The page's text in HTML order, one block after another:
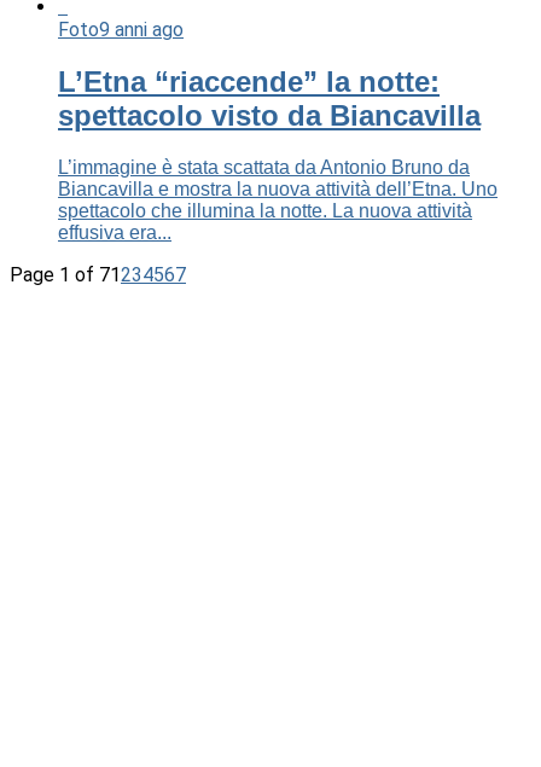
Foto9 anni ago
L’Etna “riaccende” la notte:
spettacolo visto da Biancavilla
L’immagine è stata scattata da Antonio Bruno da
Biancavilla e mostra la nuova attività dell’Etna. Uno
spettacolo che illumina la notte. La nuova attività
effusiva era...
Page 1 of 71234567